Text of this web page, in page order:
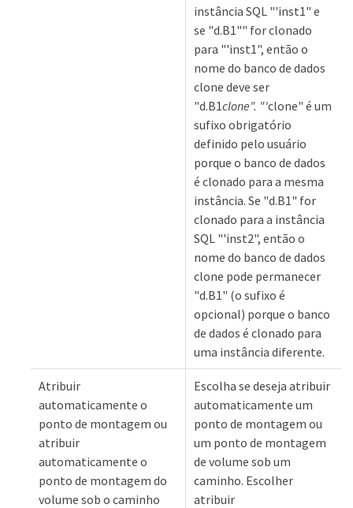
instância SQL "'inst1" e
se "d.B1"" for clonado
para "'inst1", então o
nome do banco de dados
clone deve ser
"d.B1clone". "'clone" é um
sufixo obrigatório
definido pelo usuário
porque o banco de dados
é clonado para a mesma
instância. Se "d.B1" for
clonado para a instância
SQL "'inst2", então o
nome do banco de dados
clone pode permanecer
"d.B1" (o sufixo é
opcional) porque o banco
de dados é clonado para
uma instância diferente.
Atribuir
automaticamente o
ponto de montagem ou
atribuir
automaticamente o
ponto de montagem do
volume sob o caminho
Escolha se deseja atribuir
automaticamente um
ponto de montagem ou
um ponto de montagem
de volume sob um
caminho. Escolher
atribuir